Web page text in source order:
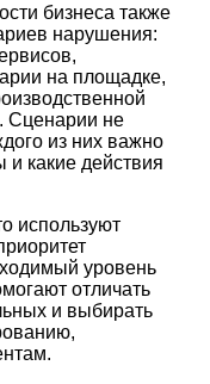
бизнеса также
нарушения:
на площадке,
Сценарии не
из них важно
и какие действия
используют
уровень
отличать
и выбирать